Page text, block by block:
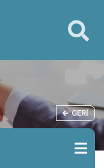
GERI